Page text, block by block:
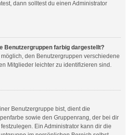
dann solltest du einen Administrator
Benutzergruppen farbig dargestellt?
den Benutzergruppen verschiedene
Mitglieder leichter zu identifizieren sind.
Benutzergruppe bist, dient die
sowie den Gruppenrang, der bei dir
Ein Administrator kann dir die